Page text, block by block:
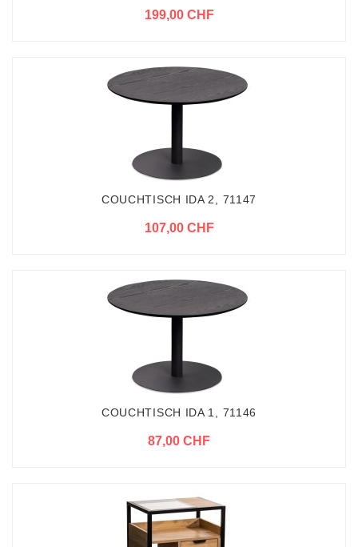
199,00 CHF
COUCHTISCH IDA 2, 71147
107,00 CHF
COUCHTISCH IDA 1, 71146
87,00 CHF